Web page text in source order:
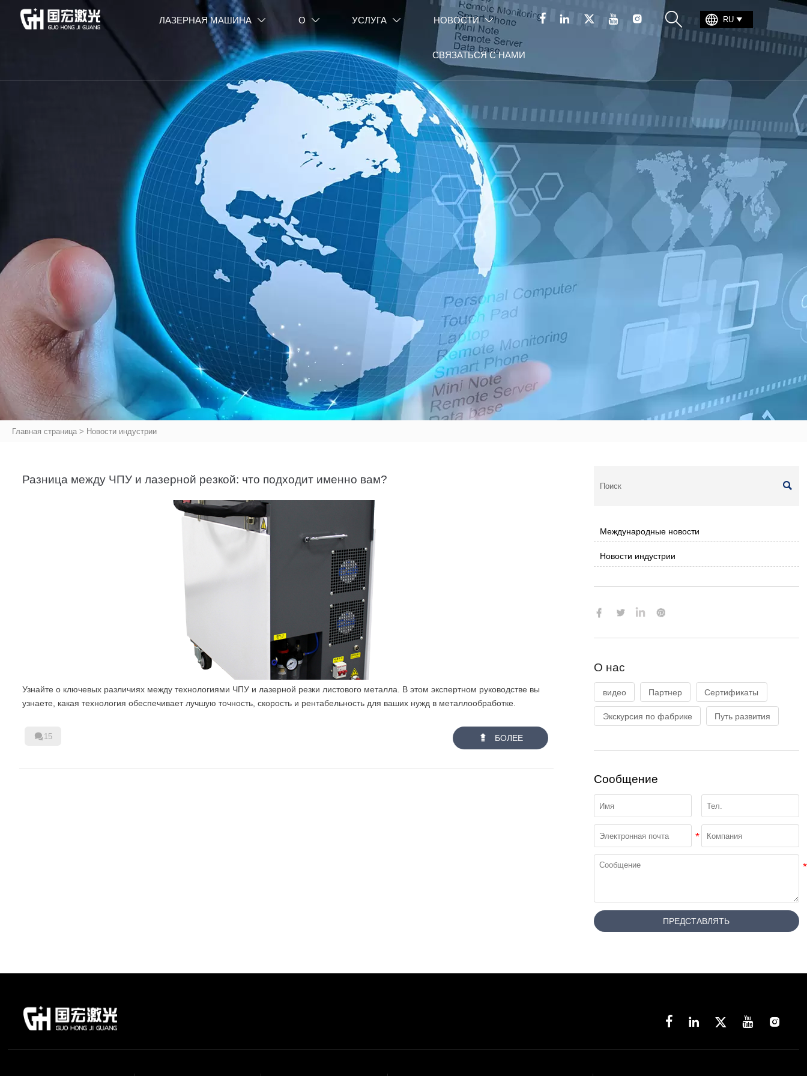
ЛАЗЕРНАЯ МАШИНА  О  УСЛУГА  НОВОСТИ 
СВЯЗАТЬСЯ С НАМИ
       RU 
Главная страница > Новости индустрии
Разница между ЧПУ и лазерной резкой: что подходит именно вам?
Узнайте о ключевых различиях между технологиями ЧПУ и лазерной резки листового металла. В этом экспертном руководстве вы
узнаете, какая технология обеспечивает лучшую точность, скорость и рентабельность для ваших нужд в металлообработке.
 15  БОЛЕЕ

Международные новости
Новости индустрии

О нас
видео Партнер Сертификаты
Экскурсия по фабрике Путь развития
Сообщение
ПРЕДСТАВЛЯТЬ
    